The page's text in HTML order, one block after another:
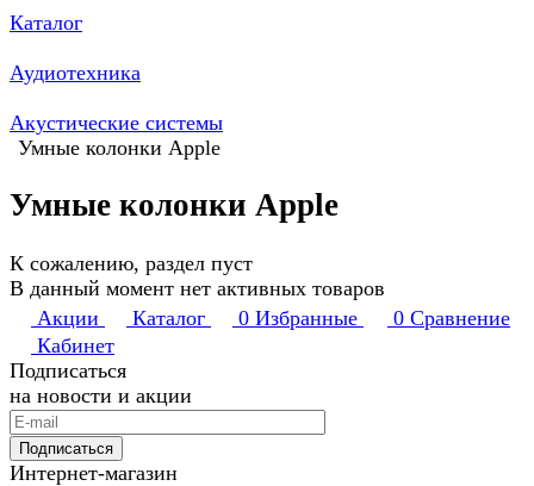
Каталог
Аудиотехника
Акустические системы
Умные колонки Apple
Умные колонки Apple
К сожалению, раздел пуст
В данный момент нет активных товаров
Акции
Каталог 0 Избранные 0 Сравнение
Кабинет
Подписаться
на новости и акции
Подписаться
Интернет-магазин